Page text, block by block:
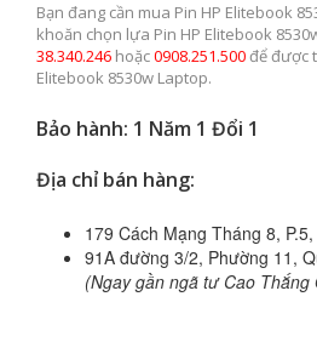
Bạn đang cần mua Pin HP Elitebook
khoăn chọn lựa Pin HP Elitebook
38.340.246 hoặc0908.251.500để được
Elitebook 8530w Laptop.
Bảo hành: 1 Năm 1 Đổi 1
Địa chỉ bán hàng:
179 Cách Mạng Tháng 8,
91A đường 3/2, Phường 11,
(Ngay gần ngã tư Cao Thắng